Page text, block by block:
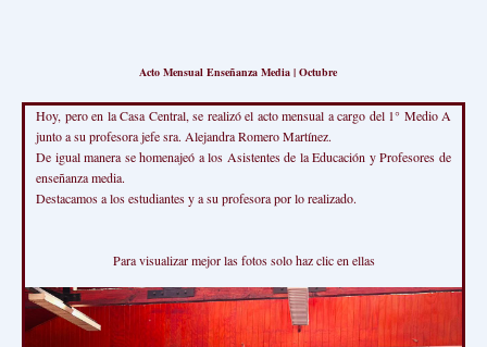
Acto Mensual Enseñanza Media | Octubre
Hoy, pero en la Casa Central, se realizó el acto mensual a cargo del 1° Medio A
junto a su profesora jefe sra. Alejandra Romero Martínez.
De igual manera se homenajeó a los Asistentes de la Educación y Profesores de
enseñanza media.
Destacamos a los estudiantes y a su profesora por lo realizado.
Para visualizar mejor las fotos solo haz clic en ellas